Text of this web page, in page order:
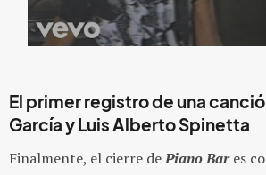
El primer registro de una
García y Luis Alberto Spinetta
Finalmente, el cierre dePiano Bares